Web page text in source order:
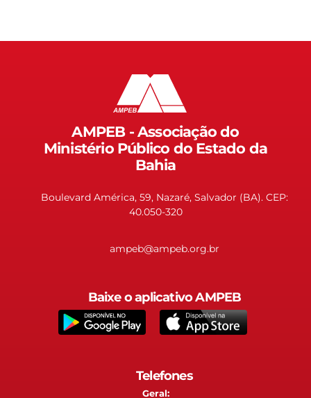
AMPEB - Associação do
Ministério Público do Estado da
Bahia
Boulevard América, 59, Nazaré, Salvador (BA). CEP:
40.050-320
ampeb@ampeb.org.br
Baixe o aplicativo AMPEB
Telefones
Geral: